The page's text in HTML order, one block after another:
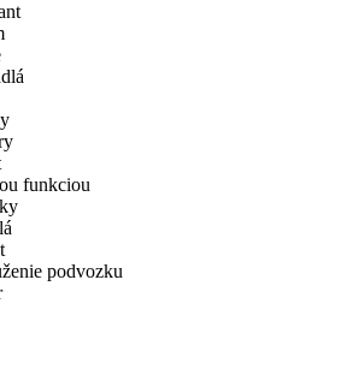
funkciou
podvozku